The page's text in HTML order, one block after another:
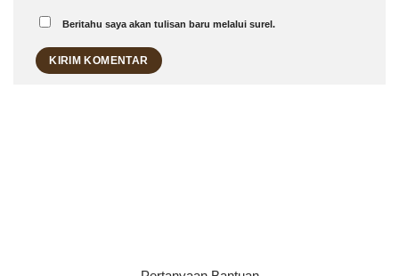
Beritahu saya akan tulisan baru melalui surel.